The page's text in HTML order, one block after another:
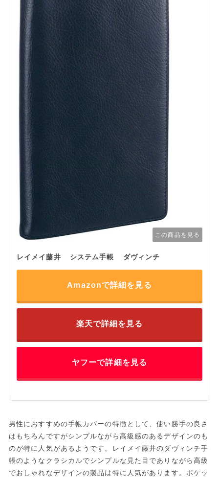
この商品を見る
レイメイ藤井 システム手帳 ダヴィンチ
Amazonで詳細を見る
楽天で詳細を見る
ヤフーで詳細を見る
男性におすすめの手帳カバーの特徴として、使い勝手の良さ
はもちろんですがシンプルながら高級感のあるデザインのも
のが特に人気があるようです。レイメイ藤井のダヴィンチ手
帳のようなクラシカルでシンプルな見た目でありながら高級
でおしゃれなデザインの製品は特に人気があります。ポケッ